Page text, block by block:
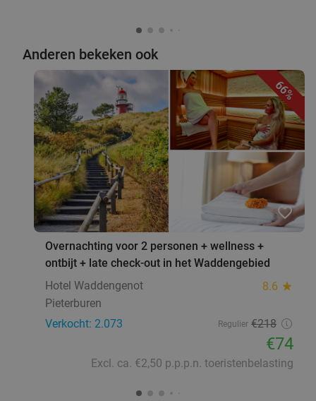
Anderen bekeken ook
66%
favorite_border
Overnachting voor 2 personen + wellness +
ontbijt + late check-out in het Waddengebied
Hotel Waddengenot
8.6 star
Pieterburen
Verkocht: 2.073
Regulier €218
€74
Excl. ca. €2,50 p.p.p.n. toeristenbelasting